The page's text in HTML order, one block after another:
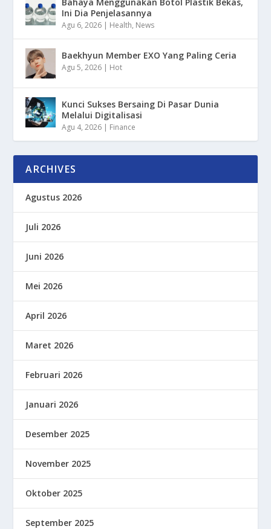
Ini Dia Penjelasannya
Agu 6, 2026 | Health, News
Baekhyun Member EXO Yang Paling Ceria
Agu 5, 2026 | Hot
Kunci Sukses Bersaing Di Pasar Dunia
Melalui Digitalisasi
Agu 4, 2026 | Finance
ARCHIVES
Agustus 2026
Juli 2026
Juni 2026
Mei 2026
April 2026
Maret 2026
Februari 2026
Januari 2026
Desember 2025
November 2025
Oktober 2025
September 2025